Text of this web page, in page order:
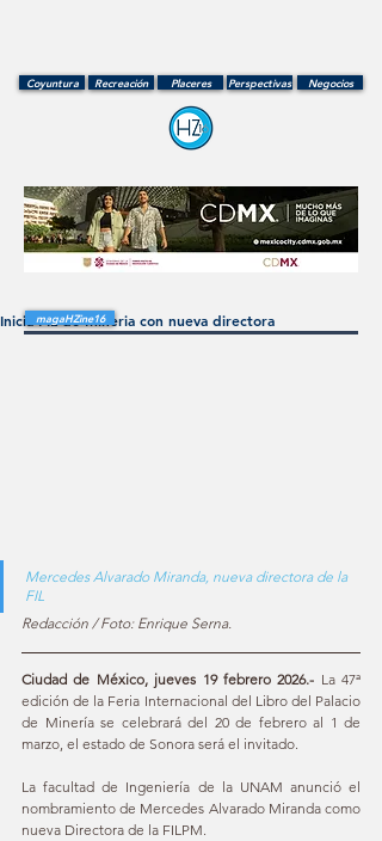
Coyuntura Recreación Placeres Negocios
Perspectivas
Inicia FIL de Mineria con nueva directora
Mercedes Alvarado Miranda, nueva directora de la
FIL
Redacción / Foto: Enrique Serna.
Ciudad de México, jueves 19 febrero 2026.- La 47ª
edición de la Feria Internacional del Libro del Palacio
de Minería se celebrará del 20 de febrero al 1 de
marzo, el estado de Sonora será el invitado.
La facultad de Ingeniería de la UNAM anunció el
nombramiento de Mercedes Alvarado Miranda como
nueva Directora de la FILPM.
magaHZine16